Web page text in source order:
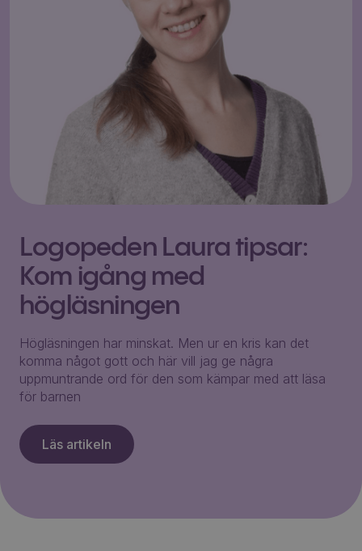
Logopeden Laura tipsar:
Kom igång med
högläsningen
Högläsningen har minskat. Men ur en kris kan det
komma något gott och här vill jag ge några
uppmuntrande ord för den som kämpar med att läsa
för barnen
Läs artikeln